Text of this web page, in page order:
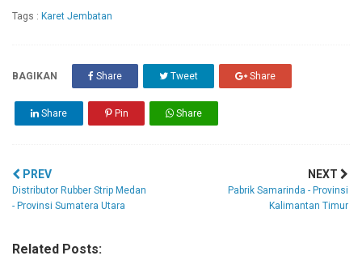
Tags : Karet Jembatan
BAGIKAN Share Tweet Share
Share Pin Share
PREV
Distributor Rubber Strip Medan
- Provinsi Sumatera Utara
NEXT
Pabrik Samarinda - Provinsi
Kalimantan Timur
Related Posts: